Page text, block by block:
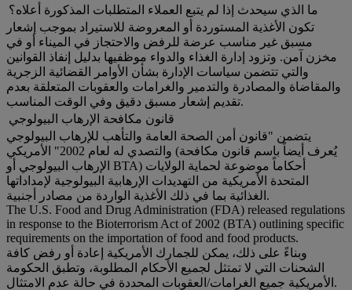
ما الذي سيحدث إذا لم يتبع العملاء المتطلبات المذكورة أعلاه؟
تكون الأغذية المستوردة أو المعروضة للاستيراد بموجب إشعار
مسبق غير مناسب عرضة للرفض والاحتجاز في الميناء أو في
مخزن آمن. وتزود إدارة الغذاء والدواء موظفيها بدليل إنفاذ القوانين
والتي تتضمن سياسات الإدارة بشأن الأوامر القضائية الزجرية
والمقاضاة والمصادرة والتدمير والغرامات والعقوبات المتعلقة بعدم
تقديم إشعار مسبق دقيق وفي الوقت المناسب.
قانون مكافحة الإرهاب البيولوجي
يتضمن "قانون أمن الصحة العامة والتأهب للإرهاب البيولوجي
والتصدي له لعام 2002" الأمريكي (يُعرف أيضاً باسم قانون مكافحة
الإرهاب البيولوجي أو BTA) أحكاماً موضوعة لحماية الولايات
المتحدة الأمريكية من التهديدات الإرهابية البيولوجية لإمداداتها
الغذائية بما في ذلك الأغذية الواردة من مصادر أجنبية.
The U.S. Food and Drug Administration (FDA) released regulations
in response to the Bioterrorism Act of 2002 (BTA) outlining specific
requirements on the importation of food and food products.
وبناءً على ذلك، يمكن للجمارك الأمريكية إعادة أو رفض كافة
الشحنات التي لا تمتثل لجميع الأحكام المطلوبة، وتطبق الحكومة
الأمريكية جميع الغرامات/العقوبات المحددة في حالة عدم الامتثال.